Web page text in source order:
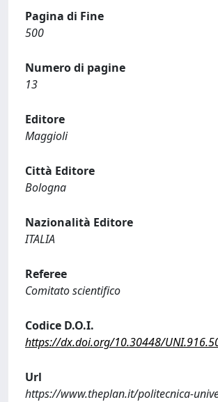
Pagina di Fine
500
Numero di pagine
13
Editore
Maggioli
Città Editore
Bologna
Nazionalità Editore
ITALIA
Referee
Comitato scientifico
Codice D.O.I.
https://dx.doi.org/10.30448/
Url
https://www.theplan.it/politecnica-